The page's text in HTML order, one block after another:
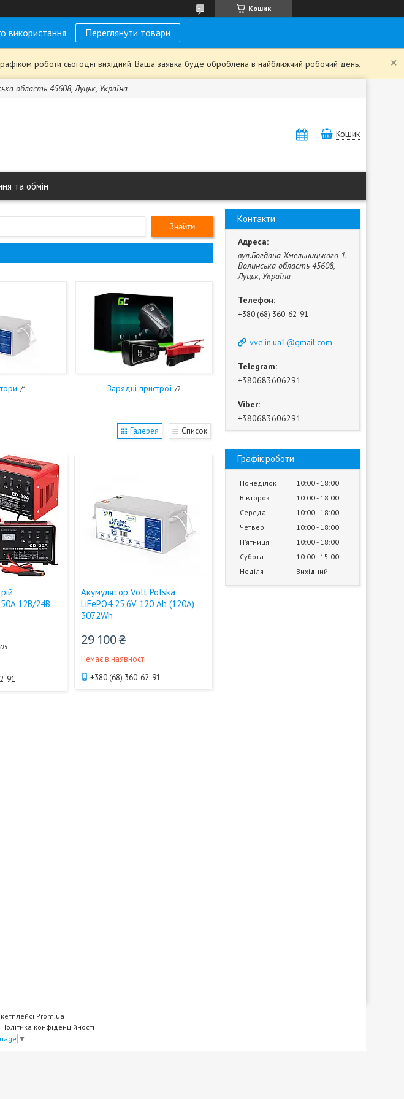
Кошик
використання Переглянути товари
роботи сьогодні вихідний. Ваша заявка буде оброблена в найближчий робочий день.
область 45608, Луцьк, Україна
Кошик
та обмін
Знайти
1 Зарядні пристрої 2
Галерея Список
12В/24В
91
Акумулятор Volt Polska
LiFePO4 25,6V 120 Ah (120A)
3072Wh
29 100 ₴
Немає в наявності
+380 (68) 360-62-91
Контакти
вул.Богдана Хмельницького 1.
Волинська область 45608,
Луцьк, Україна
+380 (68) 360-62-91
vve.in.ua1@gmail.com
+380683606291
+380683606291
Графік роботи
Понеділок 10:00 18:00
Вівторок
10:00 18:00
Середа
10:00 18:00
Четвер
10:00 18:00
Пʼятниця
10:00 18:00
Субота
10:00 15:00
Неділя
Вихідний
Prom.ua
Політика конфіденційності
▼